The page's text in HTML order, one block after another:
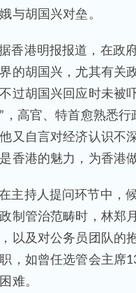
与胡国兴对垒。
香港明报报道，在政
的胡国兴，尤其有关
过胡国兴回应时未被
，高官、特首愈熟悉
又自言对经济认识不
香港的魅力，为香港
主持人提问环节中，
制管治范畴时，林郑
以及对公务员团队的
，如曾任选管会主席
难。